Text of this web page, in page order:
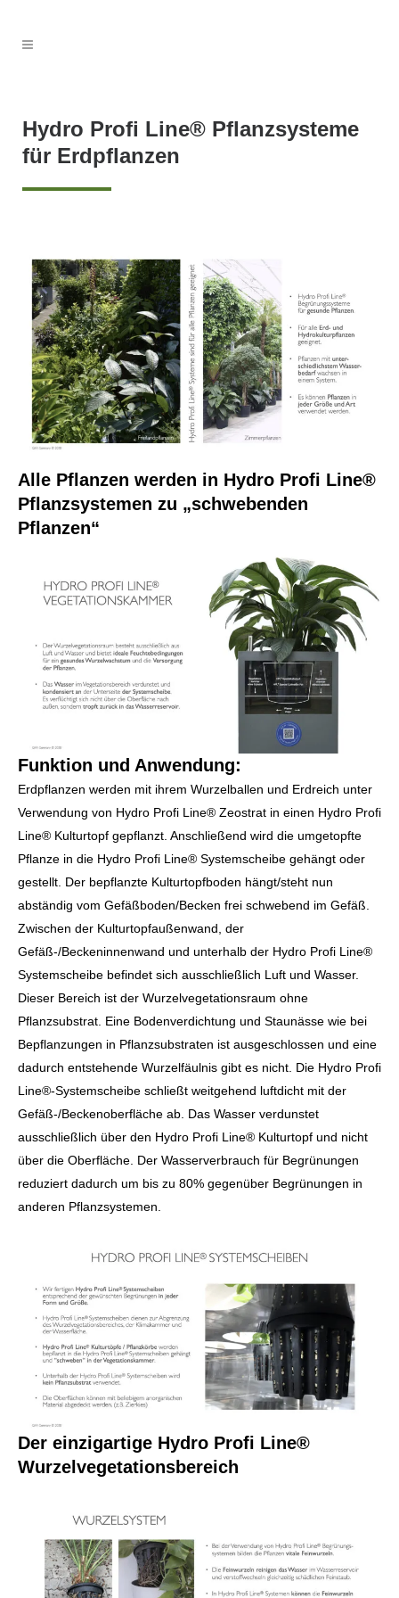
Hydro Profi Line® Pflanzsysteme
für Erdpflanzen
Alle Pflanzen werden in Hydro Profi Line®
Pflanzsystemen zu „schwebenden
Pflanzen“
Funktion und Anwendung:
Erdpflanzen werden mit ihrem Wurzelballen und Erdreich unter
Verwendung von Hydro Profi Line® Zeostrat in einen Hydro Profi
Line® Kulturtopf gepflanzt. Anschließend wird die umgetopfte
Pflanze in die Hydro Profi Line® Systemscheibe gehängt oder
gestellt. Der bepflanzte Kulturtopfboden hängt/steht nun
abständig vom Gefäßboden/Becken frei schwebend im Gefäß.
Zwischen der Kulturtopfaußenwand, der
Gefäß-/Beckeninnenwand und unterhalb der Hydro Profi Line®
Systemscheibe befindet sich ausschließlich Luft und Wasser.
Dieser Bereich ist der Wurzelvegetationsraum ohne
Pflanzsubstrat. Eine Bodenverdichtung und Staunässe wie bei
Bepflanzungen in Pflanzsubstraten ist ausgeschlossen und eine
dadurch entstehende Wurzelfäulnis gibt es nicht. Die Hydro Profi
Line®-Systemscheibe schließt weitgehend luftdicht mit der
Gefäß-/Beckenoberfläche ab. Das Wasser verdunstet
ausschließlich über den Hydro Profi Line® Kulturtopf und nicht
über die Oberfläche. Der Wasserverbrauch für Begrünungen
reduziert dadurch um bis zu 80% gegenüber Begrünungen in
anderen Pflanzsystemen.
Der einzigartige Hydro Profi Line®
Wurzelvegetationsbereich